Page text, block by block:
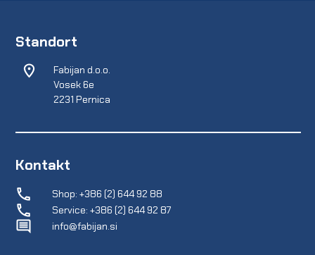
Standort
Fabijan d.o.o.
Vosek 6e
2231 Pernica
Kontakt
Shop: +386 (2) 644 92 88
Service: +386 (2) 644 92 87
info@fabijan.si